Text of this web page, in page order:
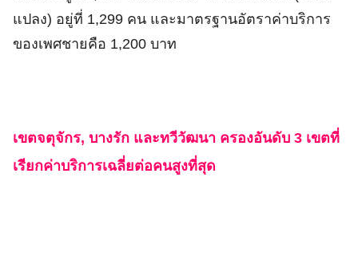
แปลง) อยู่ที่ 1,299 คน และมาตรฐานอัตราค่าบริการ
ของเพศชายคือ 1,200 บาท
เขตจตุจักร, บางรัก และทวีวัฒนา ครองอันดับ 3 เขตที่
เรียกค่าบริการเฉลี่ยต่อคนสูงที่สุด